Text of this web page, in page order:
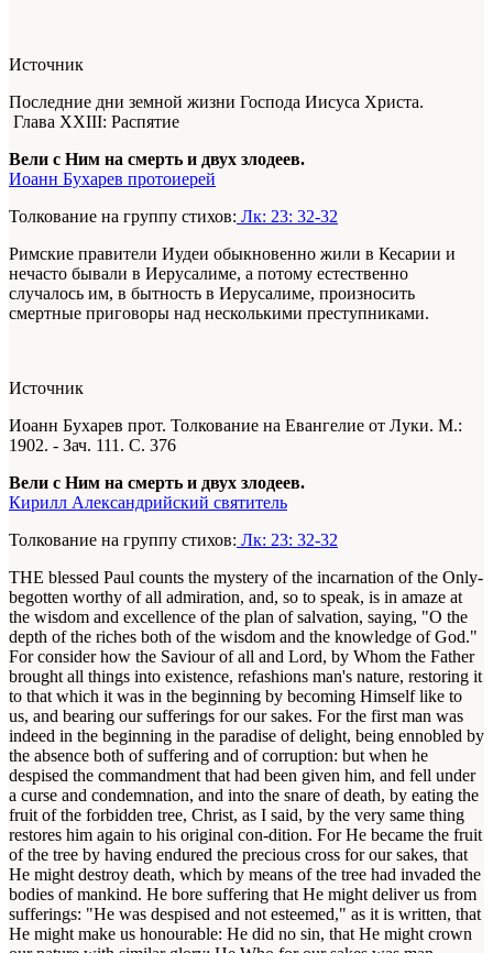
Источник
Последние дни земной жизни Господа Иисуса Христа.
Глава XXIII: Распятие
Вели с Ним на смерть и двух злодеев.
Иоанн Бухарев протоиерей
Толкование на группу стихов: Лк: 23: 32-32
Римские правители Иудеи обыкновенно жили в Кесарии и
нечасто бывали в Иерусалиме, а потому естественно
случалось им, в бытность в Иерусалиме, произносить
смертные приговоры над несколькими преступниками.
Источник
Иоанн Бухарев прот. Толкование на Евангелие от Луки. М.:
1902. - Зач. 111. С. 376
Вели с Ним на смерть и двух злодеев.
Кирилл Александрийский святитель
Толкование на группу стихов: Лк: 23: 32-32
THE blessed Paul counts the mystery of the incarnation of the Only-
begotten worthy of all admiration, and, so to speak, is in amaze at
the wisdom and excellence of the plan of salvation, saying, "O the
depth of the riches both of the wisdom and the knowledge of God."
For consider how the Saviour of all and Lord, by Whom the Father
brought all things into existence, refashions man's nature, restoring it
to that which it was in the beginning by becoming Himself like to
us, and bearing our sufferings for our sakes. For the first man was
indeed in the beginning in the paradise of delight, being ennobled by
the absence both of suffering and of corruption: but when he
despised the commandment that had been given him, and fell under
a curse and condemnation, and into the snare of death, by eating the
fruit of the forbidden tree, Christ, as I said, by the very same thing
restores him again to his original con-dition. For He became the fruit
of the tree by having endured the precious cross for our sakes, that
He might destroy death, which by means of the tree had invaded the
bodies of mankind. He bore suffering that He might deliver us from
sufferings: "He was despised and not esteemed," as it is written, that
He might make us honourable: He did no sin, that He might crown